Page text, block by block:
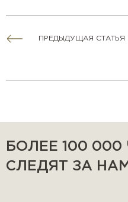
ПРЕДЫДУЩАЯ СТАТЬЯ
БОЛЕЕ 100
СЛЕДЯТ ЗА